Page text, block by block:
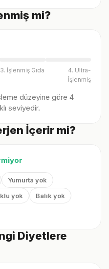
mi?
3. İşlenmiş Gıda
4. Ultra-
İşlenmiş
düzeyine göre 4
seviyedir.
İçerir mi?
Yumurta yok
yok
Balık yok
Diyetlere